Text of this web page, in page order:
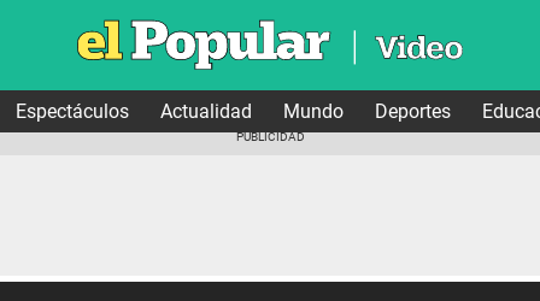
Espectáculos Actualidad Mundo Deportes